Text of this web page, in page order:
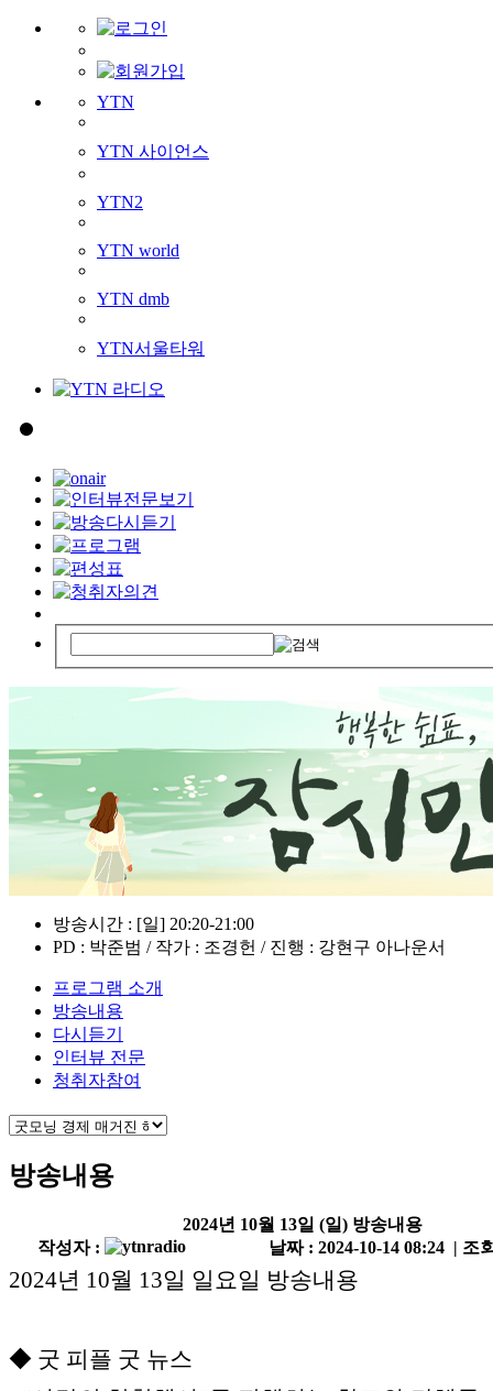
YTN
YTN 사이언스
YTN2
YTN world
YTN dmb
YTN서울타워
방송시간 : [일] 20:20-21:00
PD : 박준범 / 작가 : 조경헌 / 진행 : 강현구 아나운서
프로그램 소개
방송내용
다시듣기
인터뷰 전문
청취자참여
방송내용
2024년 10월 13일 (일) 방송내용
작성자 :
날짜 : 2024-10-14 08:24 | 조
2024년 10월 13일 일요일 방송내용
◆ 굿 피플 굿 뉴스